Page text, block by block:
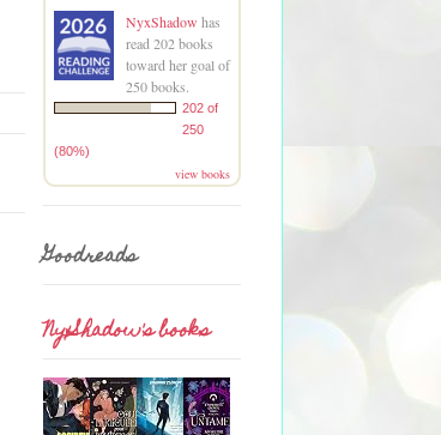
NyxShadow has
read 202 books
toward her goal of
250 books.
202 of
250
(80%)
view books
Goodreads
NyxShadow's books